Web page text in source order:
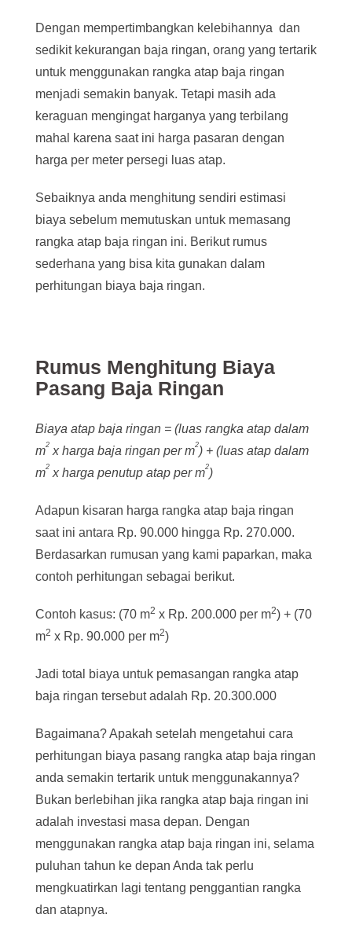
Dengan mempertimbangkan kelebihannya dan
sedikit kekurangan baja ringan, orang yang tertarik
untuk menggunakan rangka atap baja ringan
menjadi semakin banyak. Tetapi masih ada
keraguan mengingat harganya yang terbilang
mahal karena saat ini harga pasaran dengan
harga per meter persegi luas atap.
Sebaiknya anda menghitung sendiri estimasi
biaya sebelum memutuskan untuk memasang
rangka atap baja ringan ini. Berikut rumus
sederhana yang bisa kita gunakan dalam
perhitungan biaya baja ringan.
Rumus Menghitung Biaya
Pasang Baja Ringan
Biaya atap baja ringan = (luas rangka atap dalam
m2 x harga baja ringan per m2) + (luas atap dalam
m2 x harga penutup atap per m2)
Adapun kisaran harga rangka atap baja ringan
saat ini antara Rp. 90.000 hingga Rp. 270.000.
Berdasarkan rumusan yang kami paparkan, maka
contoh perhitungan sebagai berikut.
Contoh kasus: (70 m2 x Rp. 200.000 per m2) + (70
m2 x Rp. 90.000 per m2)
Jadi total biaya untuk pemasangan rangka atap
baja ringan tersebut adalah Rp. 20.300.000
Bagaimana? Apakah setelah mengetahui cara
perhitungan biaya pasang rangka atap baja ringan
anda semakin tertarik untuk menggunakannya?
Bukan berlebihan jika rangka atap baja ringan ini
adalah investasi masa depan. Dengan
menggunakan rangka atap baja ringan ini, selama
puluhan tahun ke depan Anda tak perlu
mengkuatirkan lagi tentang penggantian rangka
dan atapnya.